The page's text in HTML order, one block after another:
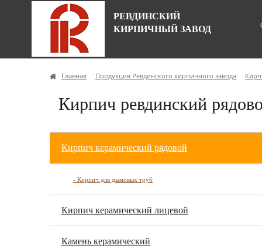
РЕВДИНСКИЙ
КИРПИЧНЫЙ ЗАВОД
Главная Продукция Ревдинского кирпичного завода
Кирпич ревдинский
Кирпич керамический рядовой
- Кирпич для дымовых труб
Кирпич керамический лицевой
Камень керамический